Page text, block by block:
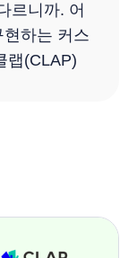
르니까. 어
하는 커스
랩(CLAP)